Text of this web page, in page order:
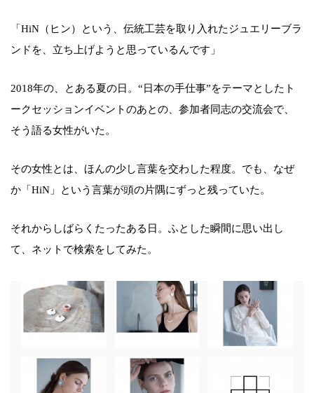
「HiN（ヒン）という、伝統工芸を取り入れたジュエリーブラ
ンドを、立ち上げようと思っているんです」
2018年の、とある夏の日。“日本の手仕事”をテーマとしたト
ークセッションイベントのあとの、参加者同志の交流会で、
そう語る女性がいた。
その女性とは、ほんの少し言葉を交わした程度。でも、なぜ
か「HiN」という言葉が頭の片隅にずっと残っていた。
それからしばらくたったある日。ふとした瞬間に思い出し
て、ネットで検索をしてみた。